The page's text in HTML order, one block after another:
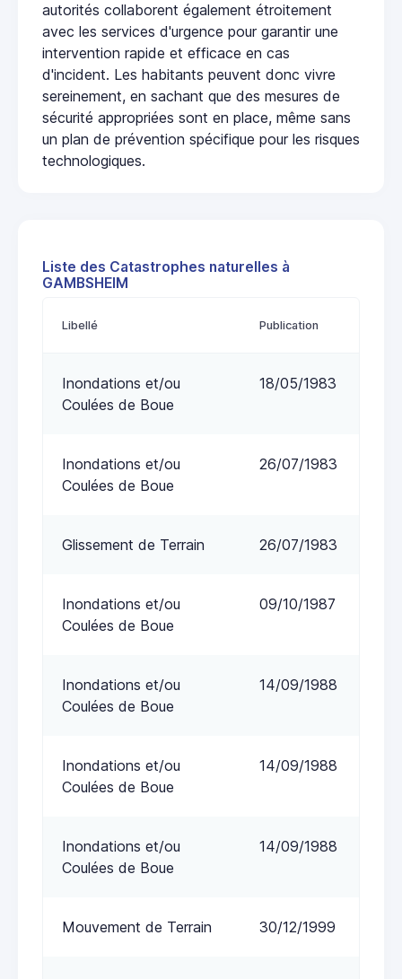
autorités collaborent également étroitement
avec les services d'urgence pour garantir une
intervention rapide et efficace en cas
d'incident. Les habitants peuvent donc vivre
sereinement, en sachant que des mesures de
sécurité appropriées sont en place, même sans
un plan de prévention spécifique pour les risques
technologiques.
Liste des Catastrophes naturelles à
GAMBSHEIM
Libellé Publication
Inondations et/ou
Coulées de Boue
18/05/1983
Inondations et/ou
Coulées de Boue
26/07/1983
Glissement de Terrain 26/07/1983
Inondations et/ou
Coulées de Boue
09/10/1987
Inondations et/ou
Coulées de Boue
14/09/1988
Inondations et/ou
Coulées de Boue
14/09/1988
Inondations et/ou
Coulées de Boue
14/09/1988
Mouvement de Terrain 30/12/1999